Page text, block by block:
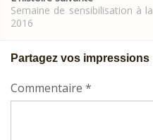
Semaine de sensibilisation à
2016
Partagez vos impressions
Commentaire *